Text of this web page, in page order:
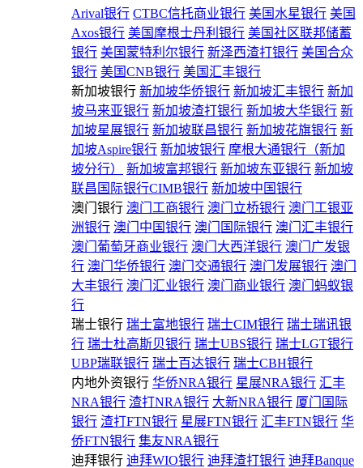
Arival银行 CTBC信托商业银行 美国水星银行 美国
Axos银行 美国摩根士丹利银行 美国社区联邦储蓄
银行 美国蒙特利尔银行 新泽西渣打银行 美国合众
银行 美国CNB银行 美国汇丰银行
新加坡银行 新加坡华侨银行 新加坡汇丰银行 新加
坡马来亚银行 新加坡渣打银行 新加坡大华银行 新
加坡星展银行 新加坡联昌银行 新加坡花旗银行 新
加坡Aspire银行 新加坡银行 摩根大通银行（新加
坡分行）
新加坡富邦银行 新加坡东亚银行 新加坡
联昌国际银行CIMB银行 新加坡中国银行
澳门银行 澳门工商银行 澳门立桥银行 澳门工银亚
洲银行 澳门中国银行 澳门国际银行 澳门汇丰银行
澳门葡萄牙商业银行 澳门大西洋银行 澳门广发银
行 澳门华侨银行 澳门交通银行 澳门发展银行 澳门
大丰银行 澳门汇业银行 澳门商业银行 澳门蚂蚁银
行
瑞士银行 瑞士富地银行 瑞士CIM银行 瑞士瑞讯银
行 瑞士杜高斯贝银行 瑞士UBS银行 瑞士LGT银行
UBP瑞联银行 瑞士百达银行 瑞士CBH银行
内地外资银行 华侨NRA银行 星展NRA银行 汇丰
NRA银行 渣打NRA银行 大新NRA银行 厦门国际
银行 渣打FTN银行 星展FTN银行 汇丰FTN银行 华
侨FTN银行 集友NRA银行
迪拜银行 迪拜WIO银行 迪拜渣打银行 迪拜Banque